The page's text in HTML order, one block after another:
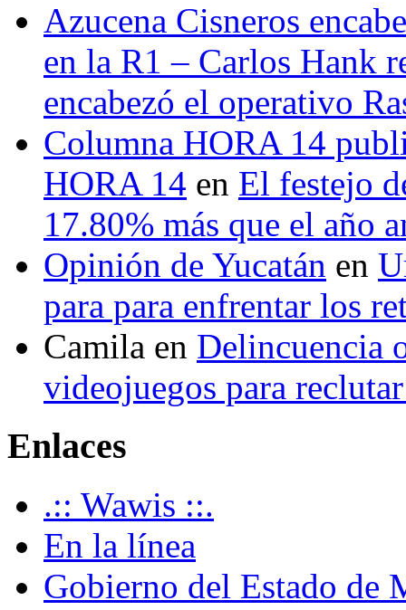
Azucena Cisneros
en la R1 – Carlos Hank
encabezó el operativo
Columna HORA 14
HORA 14 en El festejo
17.80% más que el año
Opinión de Yucatán en
para para enfrentar los
Camila en Delincuencia
videojuegos para
Enlaces
.:: Wawis ::.
En la línea
Gobierno del Estado de